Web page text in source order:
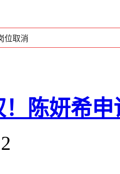
！陈妍希